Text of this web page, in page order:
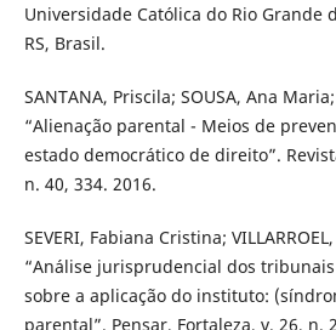
Universidade Católica do Rio Grande
RS, Brasil.
SANTANA, Priscila; SOUSA, Ana
“Alienação parental - Meios de
estado democrático de direito”.
n. 40, 334. 2016.
SEVERI, Fabiana Cristina;
“Análise jurisprudencial dos
sobre a aplicação do instituto:
parental”. Pensar, Fortaleza, v. 26, n.